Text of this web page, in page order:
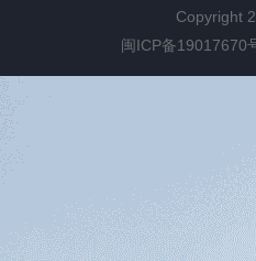
Copyright
闽ICP备19017670